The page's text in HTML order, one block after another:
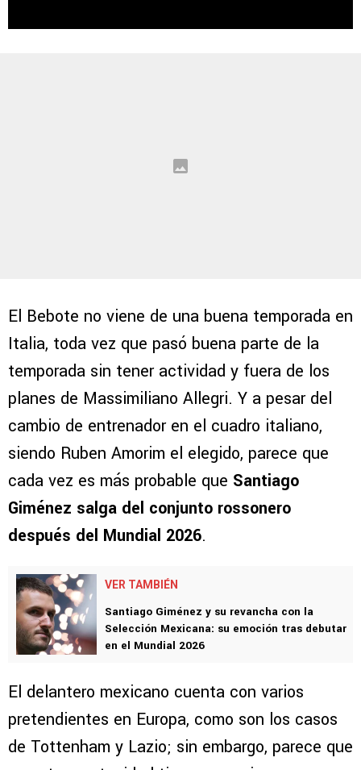
El Bebote no viene de una buena temporada en
Italia, toda vez que pasó buena parte de la
temporada sin tener actividad y fuera de los
planes de Massimiliano Allegri. Y a pesar del
cambio de entrenador en el cuadro italiano,
siendo Ruben Amorim el elegido, parece que
cada vez es más probable que Santiago
Giménez salga del conjunto rossonero
después del Mundial 2026.
VER TAMBIÉN
Santiago Giménez y su revancha con la
Selección Mexicana: su emoción tras debutar
en el Mundial 2026
El delantero mexicano cuenta con varios
pretendientes en Europa, como son los casos
de Tottenham y Lazio; sin embargo, parece que